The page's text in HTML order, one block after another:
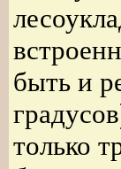
быть и
только